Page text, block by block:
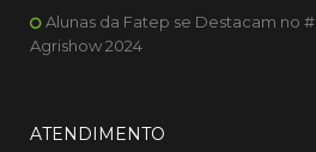
Alunas da Fatep se Destacam no
Agrishow 2024
ATENDIMENTO